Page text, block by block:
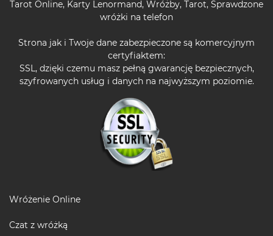
Tarot Online, Karty Lenormand, Wróżby, Tarot, Sprawdzone
wróżki na telefon
Strona jak i Twoje dane zabezpieczone są komercyjnym
certyfiaktem:
SSL, dzięki czemu masz pełną gwarancję bezpiecznych,
szyfrowanych usług i danych na najwyższym poziomie.
Wróżenie Online
Czat z wróżką